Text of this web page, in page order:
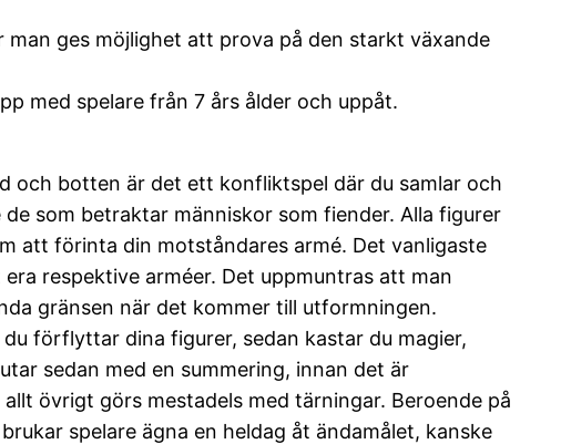
ges möjlighet att prova på den starkt växande
med spelare från 7 års ålder och uppåt.
och botten är det ett konfliktspel där du samlar och
som betraktar människor som fiender. Alla figurer
att förinta din motståndares armé. Det vanligaste
respektive arméer. Det uppmuntras att man
gränsen när det kommer till utformningen.
förflyttar dina figurer, sedan kastar du magier,
sedan med en summering, innan det är
övrigt görs mestadels med tärningar. Beroende på
spelare ägna en heldag åt ändamålet, kanske